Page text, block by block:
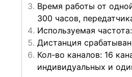
Время работы от
300 часов,
Используемая
Дистанция
Кол-во каналов: 16
индивидуальных и